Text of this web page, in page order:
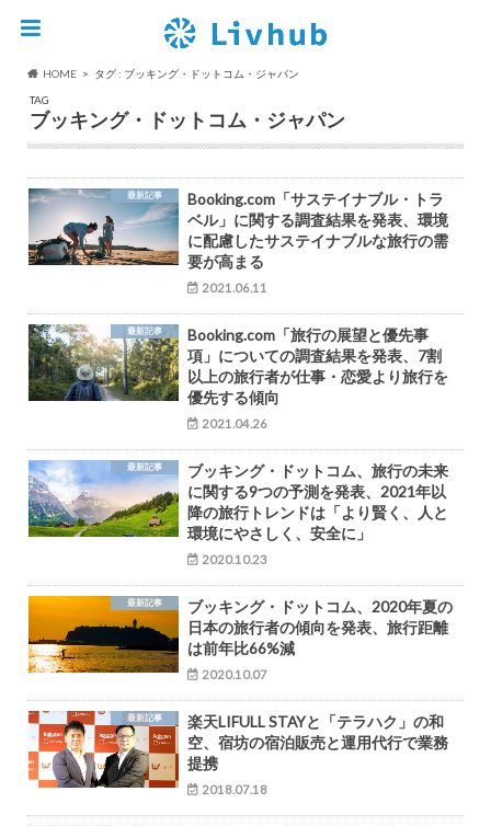
HOME
タグ : ブッキング・ドットコム・ジャパン
TAG
ブッキング・ドットコム・ジャパン
最新記事
Booking.com「サステイナブル・トラ
ベル」に関する調査結果を発表、環境
に配慮したサステイナブルな旅行の需
要が高まる
2021.06.11
最新記事
Booking.com「旅行の展望と優先事
項」についての調査結果を発表、7割
以上の旅行者が仕事・恋愛より旅行を
優先する傾向
2021.04.26
最新記事
ブッキング・ドットコム、旅行の未来
に関する9つの予測を発表、2021年以
降の旅行トレンドは「より賢く、人と
環境にやさしく、安全に」
2020.10.23
最新記事
ブッキング・ドットコム、2020年夏の
日本の旅行者の傾向を発表、旅行距離
は前年比66%減
2020.10.07
最新記事
楽天LIFULL STAYと「テラハク」の和
空、宿坊の宿泊販売と運用代行で業務
提携
2018.07.18